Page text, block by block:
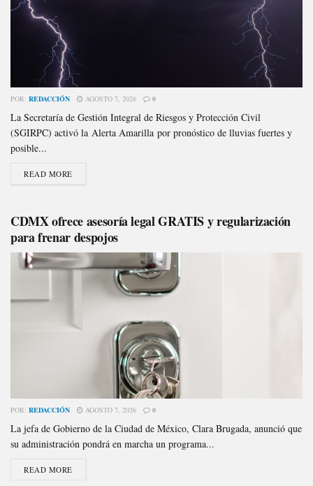
POR: REDACCIÓN AGOSTO 7, 2026 0
La Secretaría de Gestión Integral de Riesgos y Protección Civil
(SGIRPC) activó la Alerta Amarilla por pronóstico de lluvias fuertes y
posible...
READ MORE
CDMX ofrece asesoría legal GRATIS y regularización
para frenar despojos
POR: REDACCIÓN AGOSTO 7, 2026 0
La jefa de Gobierno de la Ciudad de México, Clara Brugada, anunció que
su administración pondrá en marcha un programa...
READ MORE